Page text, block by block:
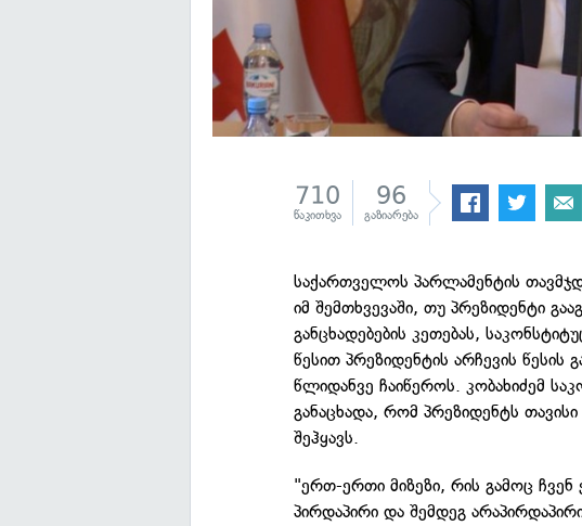
710
წაკითხვა
96
გაზიარება
საქართველოს პარლამენტის
იმ შემთხვევაში, თუ პრეზიდენტი
განცხადებების კეთებას,
წესით პრეზიდენტის არჩევის წესის
წლიდანვე ჩაიწეროს. კობახიძემ
განაცხადა, რომ პრეზიდენტს
შეჰყავს.
"ერთ-ერთი მიზეზი, რის გამოც ჩვენ
პირდაპირი და შემდეგ